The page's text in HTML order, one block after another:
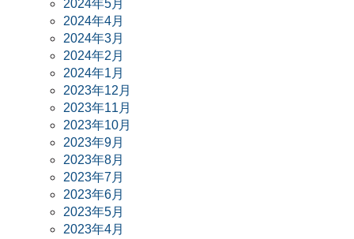
2024年5月
2024年4月
2024年3月
2024年2月
2024年1月
2023年12月
2023年11月
2023年10月
2023年9月
2023年8月
2023年7月
2023年6月
2023年5月
2023年4月